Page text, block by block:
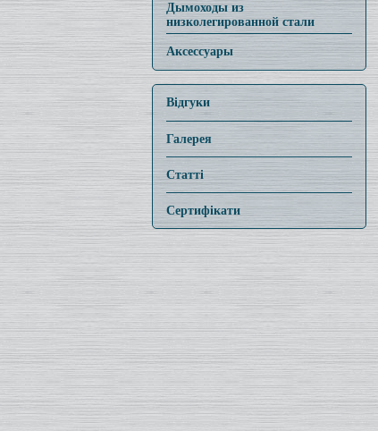
Дымоходы из
низколегированной стали
Аксессуары
Відгуки
Галерея
Статті
Сертифікати